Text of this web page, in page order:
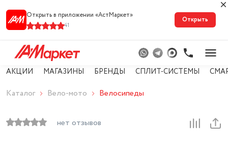
Открыть в приложении «АстМарке‪т‬»
41
Открыть
АКЦИИ МАГАЗИНЫ БРЕНДЫ СПЛИТ-СИСТЕМЫ
Каталог Вело-мото Велосипеды
нет отзывов